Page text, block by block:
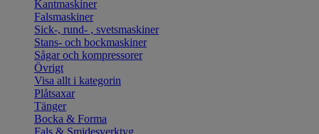
Kantmaskiner
Falsmaskiner
Sick-, rund- , svetsmaskiner
Stans- och bockmaskiner
Sågar och kompressorer
Övrigt
Visa allt i kategorin
Plåtsaxar
Tänger
Bocka & Forma
Fals & Smidesverktyg